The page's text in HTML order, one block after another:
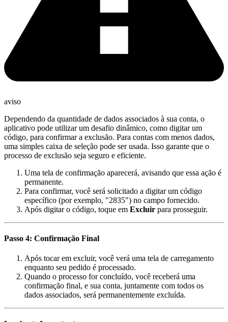
aviso
Dependendo da quantidade de dados associados à sua conta, o
aplicativo pode utilizar um desafio dinâmico, como digitar um
código, para confirmar a exclusão. Para contas com menos dados,
uma simples caixa de seleção pode ser usada. Isso garante que o
processo de exclusão seja seguro e eficiente.
Uma tela de confirmação aparecerá, avisando que essa ação é
permanente.
Para confirmar, você será solicitado a digitar um código
específico (por exemplo, "2835") no campo fornecido.
Após digitar o código, toque em Excluir para prosseguir.
Passo 4: Confirmação Final
Após tocar em excluir, você verá uma tela de carregamento
enquanto seu pedido é processado.
Quando o processo for concluído, você receberá uma
confirmação final, e sua conta, juntamente com todos os
dados associados, será permanentemente excluída.